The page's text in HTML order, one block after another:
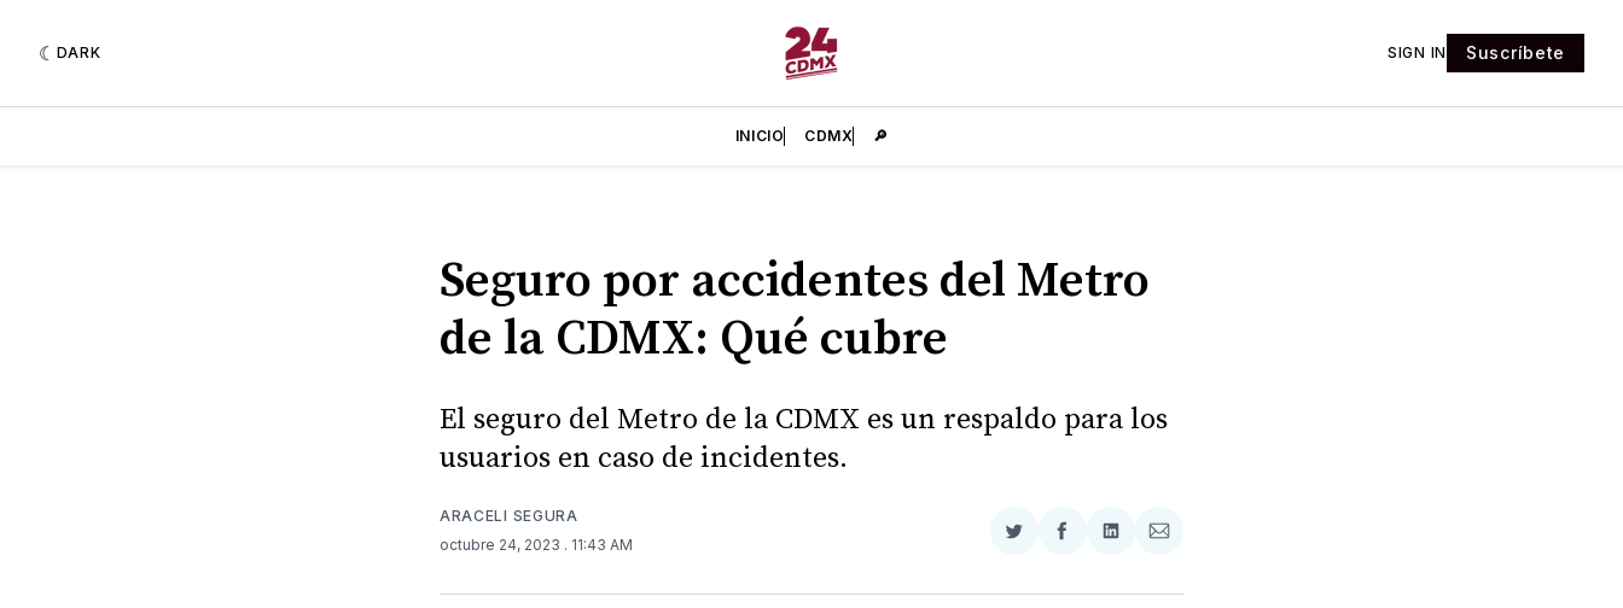
DARK SIGN IN Suscríbete
INICIO CDMX 🔎
Seguro por accidentes del Metro
de la CDMX: Qué cubre
El seguro del Metro de la CDMX es un respaldo para los
usuarios en caso de incidentes.
ARACELI SEGURA
octubre 24, 2023 . 11:43 AM
Compartir
Twitter
Compartir
Facebook
Compartir
LinkedIn
Compartir
Email